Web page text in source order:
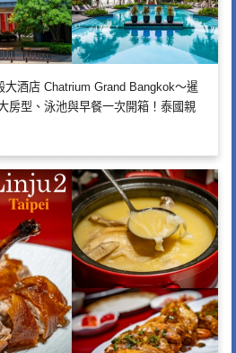
大酒店 Chatrium Grand Bangkok～暹
房型、泳池與早餐一次開箱！泰國親